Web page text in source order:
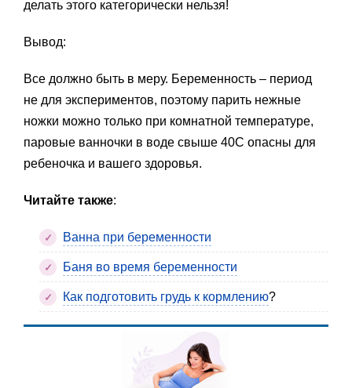
делать этого категорически нельзя!
Вывод:
Все должно быть в меру. Беременность – период
не для экспериментов, поэтому парить нежные
ножки можно только при комнатной температуре,
паровые ванночки в воде свыше 40С опасны для
ребеночка и вашего здоровья.
Читайте также:
Ванна при беременности
Баня во время беременности
Как подготовить грудь к кормлению?